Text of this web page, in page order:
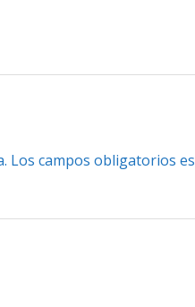
Los campos obligatorios